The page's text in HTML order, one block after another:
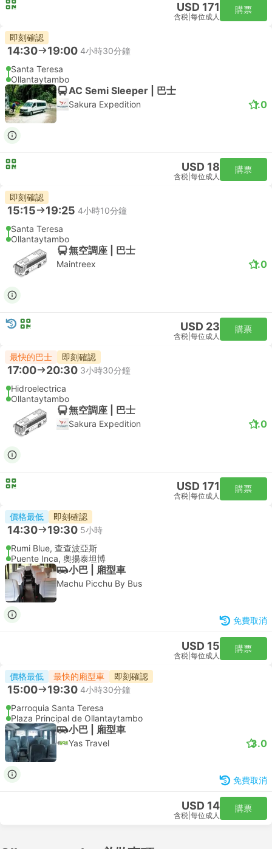
USD 171
含税 每位成人
購票
即刻確認
14:30 19:00 4小時30分鐘
Santa Teresa
Ollantaytambo
AC Semi Sleeper | 巴士
Sakura Expedition 1.0
USD 18
含税 每位成人
購票
即刻確認
15:15 19:25 4小時10分鐘
Santa Teresa
Ollantaytambo
無空調座 | 巴士
Maintreex 1.0
USD 23
含税 每位成人
購票
最快的巴士 即刻確認
17:00 20:30 3小時30分鐘
Hidroelectrica
Ollantaytambo
無空調座 | 巴士
Sakura Expedition 1.0
USD 171
含税 每位成人
購票
價格最低 即刻確認
14:30 19:30 5小時
Rumi Blue, 查查波亞斯
Puente Inca, 奧揚泰坦博
小巴 | 廂型車
Machu Picchu By Bus
免費取消
USD 15
含税 每位成人
購票
價格最低 最快的廂型車 即刻確認
15:00 19:30 4小時30分鐘
Parroquia Santa Teresa
Plaza Principal de Ollantaytambo
小巴 | 廂型車
Yas Travel 3.0
免費取消
USD 14
含税 每位成人
購票